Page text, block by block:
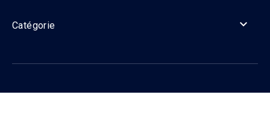
Catégorie 